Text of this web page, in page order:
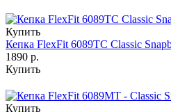
Купить
Кепка FlexFit 6089TC Classic
1890 р.
Купить
Купить